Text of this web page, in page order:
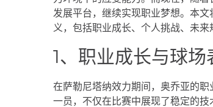
发展平台，继续实现职业梦想。本
义，包括职业成长、个人挑战、未
1、职业成长与球场
在萨勒尼塔纳效力期间，奥乔亚的
一员，不仅在比赛中展现了稳定的技